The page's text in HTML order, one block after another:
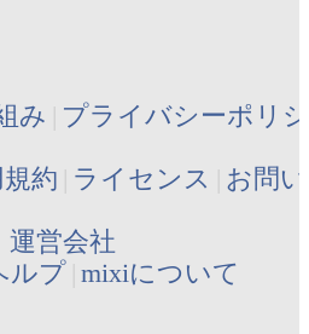
み プライバシーポリ
約 ライセンス お問
運営会社
ルプ mixiについて